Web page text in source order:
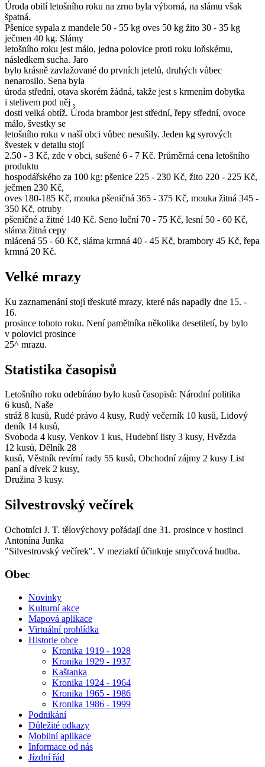
Úroda obilí letošního roku na zrno byla výborná, na slámu však
špatná.
Pšenice sypala z mandele 50 - 55 kg oves 50 kg žito 30 - 35 kg
ječmen 40 kg. Slámy
letošního roku jest málo, jedna polovice proti roku loňskému,
následkem sucha. Jaro
bylo krásně zavlažované do prvních jetelů, druhých vůbec
nenarosilo. Sena byla
úroda střední, otava skorém žádná, takže jest s krmením dobytka
i stelivem pod něj ,
dosti velká obtíž. Úroda brambor jest střední, řepy střední, ovoce
málo, švestky se
letošního roku v naší obci vůbec nesušily. Jeden kg syrových
švestek v detailu stojí
2.50 - 3 Kč, zde v obci, sušené 6 - 7 Kč. Průměrná cena letošního
produktu
hospodářského za 100 kg: pšenice 225 - 230 Kč, žito 220 - 225 Kč,
ječmen 230 Kč,
oves 180-185 Kč, mouka pšeničná 365 - 375 Kč, mouka žitná 345 -
350 Kč, otruby
pšeničné a žitné 140 Kč. Seno luční 70 - 75 Kč, lesní 50 - 60 Kč,
sláma žitná cepy
mlácená 55 - 60 Kč, sláma krmná 40 - 45 Kč, brambory 45 Kč, řepa
krmná 20 Kč.
Velké mrazy
Ku zaznamenání stojí třeskuté mrazy, které nás napadly dne 15. -
16.
prosince tohoto roku. Není pamětníka několika desetiletí, by bylo
v polovici prosince
25^ mrazu.
Statistika časopisů
Letošního roku odebíráno bylo kusů časopisů: Národní politika
6 kusů, Naše
stráž 8 kusů, Rudé právo 4 kusy, Rudý večerník 10 kusů, Lidový
deník 14 kusů,
Svoboda 4 kusy, Venkov 1 kus, Hudební listy 3 kusy, Hvězda
12 kusů, Dělník 28
kusů, Věstník revírní rady 55 kusů, Obchodní zájmy 2 kusy List
paní a dívek 2 kusy,
Družina 3 kusy.
Silvestrovský večírek
Ochotníci J. T. tělovýchovy pořádají dne 31. prosince v hostinci
Antonína Junka
"Silvestrovský večírek". V meziaktí účinkuje smyčcová hudba.
Obec
Novinky
Kulturní akce
Mapová aplikace
Virtuální prohlídka
Historie obce
Kronika 1919 - 1928
Kronika 1929 - 1937
Kaštanka
Kronika 1924 - 1964
Kronika 1965 - 1986
Kronika 1986 - 1999
Podnikání
Důležité odkazy
Mobilní aplikace
Informace od nás
Jízdní řád